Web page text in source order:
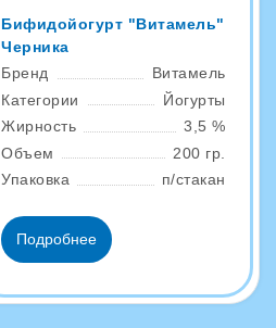
Бифидойогурт "Витамель"
Черника
Бренд
Витамель
Категории
Йогурты
Жирность
3,5 %
Объем
200 гр.
Упаковка
п/стакан
Подробнее